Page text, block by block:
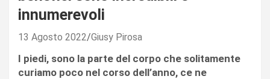
innumerevoli
13 Agosto 2022 Giusy Pirosa
I piedi, sono la parte del corpo che solitamente
curiamo poco nel corso dell’anno, ce ne